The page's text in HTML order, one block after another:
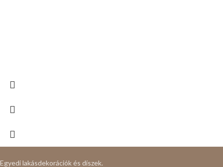
Egyedi lakásdekorációk és díszek.